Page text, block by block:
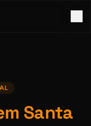
Santa